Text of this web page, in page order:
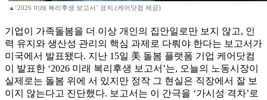
▲‘2026 미래 복리후생 보고서’ 표지.(케어닷컴 제공)
기업이 가족돌봄을 더 이상 개인의 집안일로만 보지 않고, 인
력 유지와 생산성 관리의 핵심 과제로 다뤄야 한다는 보고서가
미국에서 발표됐다. 지난 15일 美 돌봄 플랫폼 기업 케어닷컴
이 발표한 ‘2026 미래 복리후생 보고서’는, 오늘의 노동시장이
실제로는 돌봄 위에 서 있지만 정작 그 현실은 직장에서 잘 보
이지 않는다고 진단했다. 보고서는 이 간극을 ‘가시성 격차’로